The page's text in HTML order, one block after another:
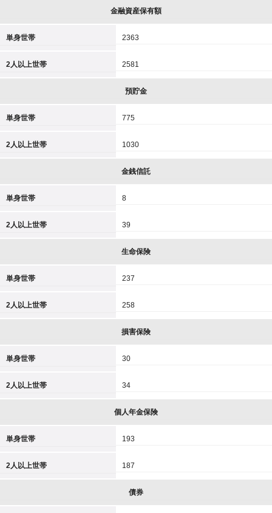
金融資産保有額
単身世帯 2363
2人以上世帯 2581
預貯金
単身世帯 775
2人以上世帯 1030
金銭信託
単身世帯 8
2人以上世帯 39
生命保険
単身世帯 237
2人以上世帯 258
損害保険
単身世帯 30
2人以上世帯 34
個人年金保険
単身世帯 193
2人以上世帯 187
債券